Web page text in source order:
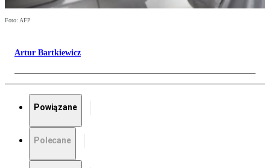
Foto: AFP
Artur Bartkiewicz
Powiązane
Polecane